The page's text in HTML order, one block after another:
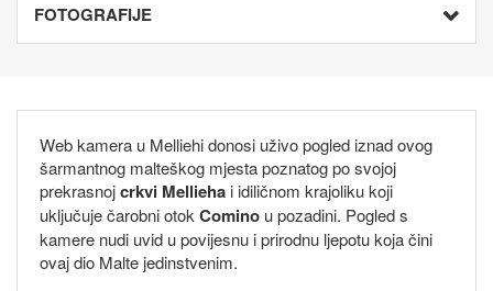
FOTOGRAFIJE
Web kamera u Melliehi donosi uživo pogled iznad ovog
šarmantnog malteškog mjesta poznatog po svojoj
prekrasnojcrkvi Mellieha i idiličnom krajoliku koji
uključuje čarobni otok Comino u pozadini. Pogled s
kamere nudi uvid u povijesnu i prirodnu ljepotu koja čini
ovaj dio Malte jedinstvenim.